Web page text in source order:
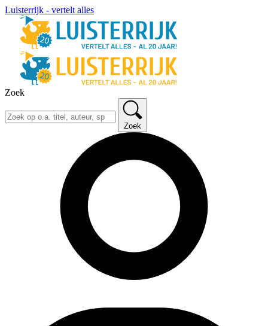
Luisterrijk - vertelt alles
Zoek
Zoek